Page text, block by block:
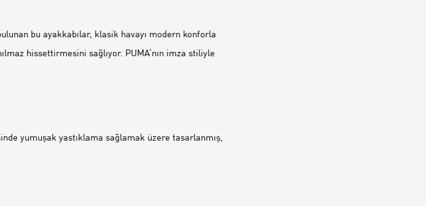
bu ayakkabılar, klasik havayı modern konforla
hissettirmesini sağlıyor. PUMA‘nın imza stiliyle
yumuşak yastıklama sağlamak üzere tasarlanmış,